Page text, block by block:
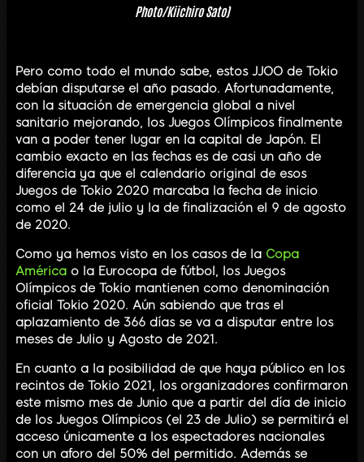
Photo/Kiichiro Sato)
Pero como todo el mundo sabe, estos JJOO de Tokio
debían disputarse el año pasado. Afortunadamente,
con la situación de emergencia global a nivel
sanitario mejorando, los Juegos Olímpicos finalmente
van a poder tener lugar en la capital de Japón. El
cambio exacto en las fechas es de casi un año de
diferencia ya que el calendario original de esos
Juegos de Tokio 2020 marcaba la fecha de inicio
como el 24 de julio y la de finalización el 9 de agosto
de 2020.
Como ya hemos visto en los casos de la Copa
América o la Eurocopa de fútbol, los Juegos
Olímpicos de Tokio mantienen como denominación
oficial Tokio 2020. Aún sabiendo que tras el
aplazamiento de 366 días se va a disputar entre los
meses de Julio y Agosto de 2021.
En cuanto a la posibilidad de que haya público en los
recintos de Tokio 2021, los organizadores confirmaron
este mismo mes de Junio que a partir del día de inicio
de los Juegos Olímpicos (el 23 de Julio) se permitirá el
acceso únicamente a los espectadores nacionales
con un aforo del 50% del permitido. Además se